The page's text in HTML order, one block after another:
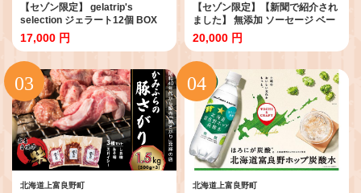
【セゾン限定】 gelatrip's
selection ジェラート12個 BOX
北海道 上富良野町 アイス アイス
クリーム ジェラート デザート ギ
フト 贈呈 贈り物 ミルク 生乳 牛乳
お菓子 スイーツ 冷凍
17,000 円
【セゾン限定】【新聞で紹介され
ました】 無添加 ソーセージ ベー
コン セット けむり屋 詰め合わせ
ポークソーセージ フランクフルト
ペッパーウインナー ペッパー バ
ラベーコン ウインナー ウィンナ
ー 加工肉 お肉 豚肉 北海道 上富良
野町
20,000 円
北海道上富良野町 北海道上富良野町